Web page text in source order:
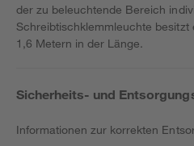
der zu beleuchtende Bereich
Schreibtischklemmleuchte besitzt
1,6 Metern in der Länge.
Sicherheits- und
Informationen zur korrekten